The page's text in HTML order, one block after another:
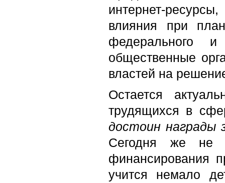
интернет-
влияния при
федерального и
общественные
властей на
Остается
трудящихся в
достоин награды
Сегодня же не
финансирования
учится немало